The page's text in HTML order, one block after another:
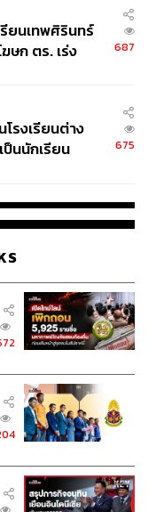
ทย) จำกัด (มหาชน)
หลักทรัพย์แห่ง
บบทวิเคราะห์จาก
กถึง 3.5 พันล้าน
ลิกฟื้นอย่างจริงจัง
ถูกกดดัน เพราะผู้
เริ่มทำการจัดส่ง
งอย่างเช่น
มาเล่นเอง
าะสอดคล้องกับสิ่งที่
าที่บริหาร บริษัท
นด์อีคอมเมิร์ซไทย
2024) ซึ่งระบุใน
าดทุนแทบทุกราย
ยนเทพศิรินทร์
ษก ตร. เร่ง
687
รงเรียนต่าง
ป็นนักเรียน
675